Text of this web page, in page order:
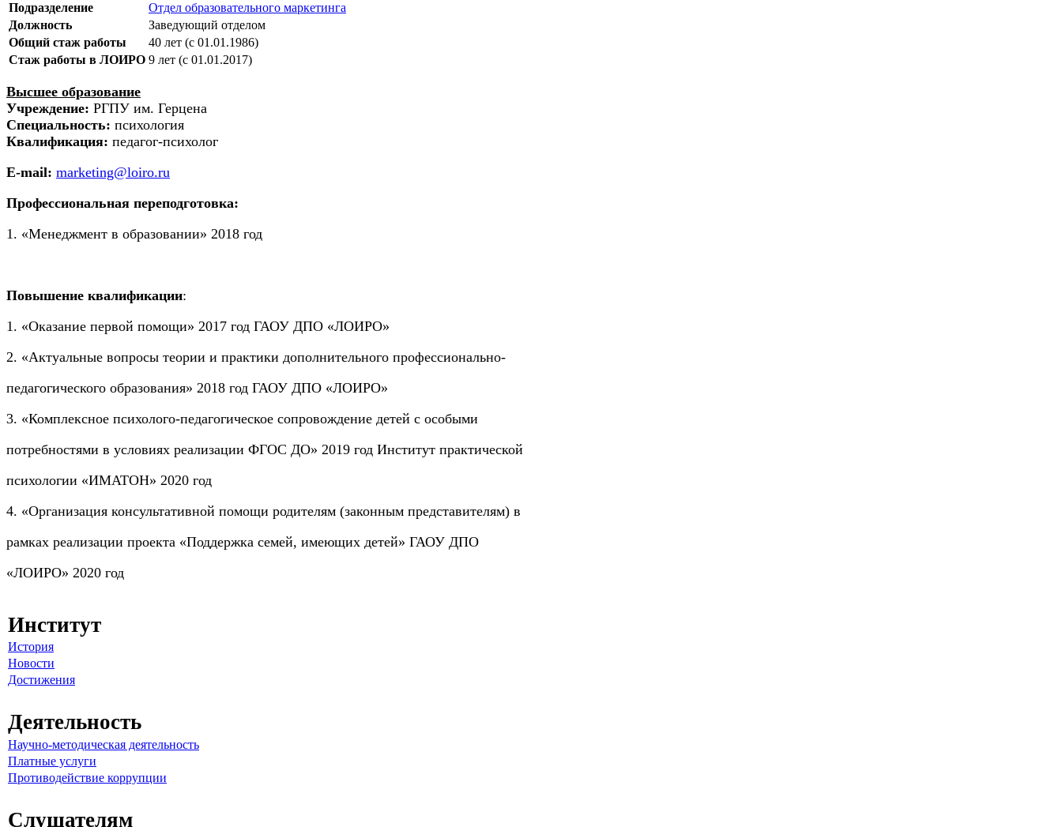
Подразделение
Отдел образовательного маркетинга
Должность
Заведующий отделом
Общий стаж работы
40 лет (c 01.01.1986)
Стаж работы в ЛОИРО 9 лет (c 01.01.2017)
Высшее образование
Учреждение: РГПУ им. Герцена
Специальность: психология
Квалификация: педагог-психолог
E-mail: marketing@loiro.ru
Профессиональная переподготовка:
1. «Менеджмент в образовании» 2018 год
Повышение квалификации:
1. «Оказание первой помощи» 2017 год ГАОУ ДПО «ЛОИРО»
2. «Актуальные вопросы теории и практики дополнительного профессионально-
педагогического образования» 2018 год ГАОУ ДПО «ЛОИРО»
3. «Комплексное психолого-педагогическое сопровождение детей с особыми
потребностями в условиях реализации ФГОС ДО» 2019 год Институт практической
психологии «ИМАТОН» 2020 год
4. «Организация консультативной помощи родителям (законным представителям) в
рамках реализации проекта «Поддержка семей, имеющих детей» ГАОУ ДПО
«ЛОИРО» 2020 год
Институт
История
Новости
Достижения
Деятельность
Научно-методическая деятельность
Платные услуги
Противодействие коррупции
Слушателям